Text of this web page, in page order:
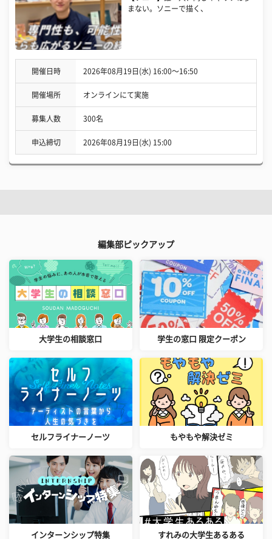
まない。ソニーで描く、
開催日時 2026年08月19日(水) 16:00〜16:50
開催場所 オンラインにて実施
募集人数 300名
申込締切 2026年08月19日(水) 15:00
編集部ピックアップ
大学生の相談窓口 学生の窓口 限定クーポン
セルフライナーノーツ もやもや解決ゼミ
インターンシップ特集 すれみの大学生あるある